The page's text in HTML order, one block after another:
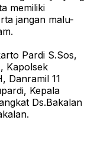
memiliki
jangan malu-
Pardi S.Sos,
Kapolsek
Danramil 11
Kepala
Ds.Bakalan